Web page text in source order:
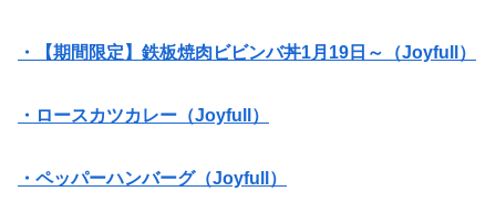
・【期間限定】鉄板焼肉ビビンバ丼1月19日～（Joyfull）
・ロースカツカレー（Joyfull）
・ペッパーハンバーグ（Joyfull）